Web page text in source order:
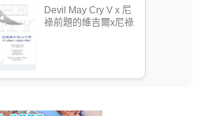
Devil May Cry V x 尼
祿前題的維吉爾x尼祿